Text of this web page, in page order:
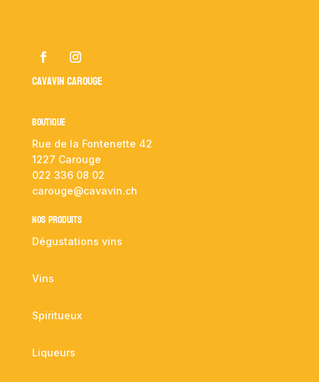
Cavavin Carouge
Boutique
Rue de la Fontenette 42
1227 Carouge
022 336 08 02
carouge@cavavin.ch
NOS PRODUITS
Dégustations vins
Vins
Spiritueux
Liqueurs